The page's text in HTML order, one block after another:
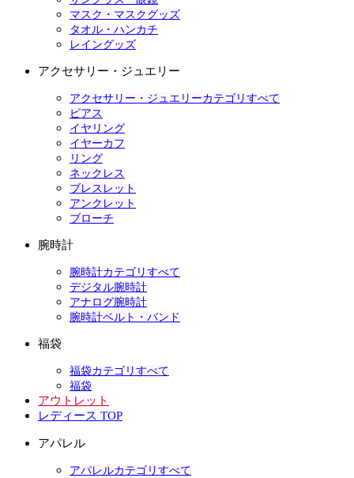
マスク・マスクグッズ
タオル・ハンカチ
レイングッズ
アクセサリー・ジュエリー
アクセサリー・ジュエリーカテゴリすべて
ピアス
イヤリング
イヤーカフ
リング
ネックレス
ブレスレット
アンクレット
ブローチ
腕時計
腕時計カテゴリすべて
デジタル腕時計
アナログ腕時計
腕時計ベルト・バンド
福袋
福袋カテゴリすべて
福袋
アウトレット
レディース TOP
アパレル
アパレルカテゴリすべて